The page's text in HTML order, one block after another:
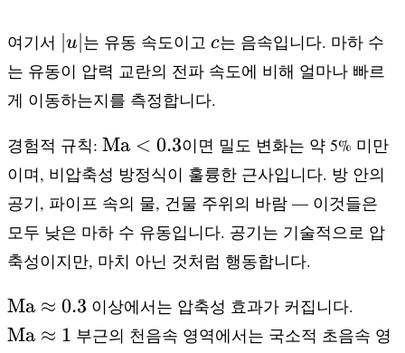
여기서 |u|
∣u∣는 유동 속도이고 c
c는 음속입니다. 마하 수
는 유동이 압력 교란의 전파 속도에 비해 얼마나 빠르
게 이동하는지를 측정합니다.
경험적 규칙: \text{Ma}
< 0.3
Ma < 0.3이면 밀도 변화는 약 5% 미만
이며, 비압축성 방정식이 훌륭한 근사입니다. 방 안의
공기, 파이프 속의 물, 건물 주위의 바람 — 이것들은
모두 낮은 마하 수 유동입니다. 공기는 기술적으로 압
축성이지만, 마치 아닌 것처럼 행동합니다.
\text{Ma}
\approx
Ma ≈ 0.3 이상에서는 압축성 효과가 커집니다.
Ma ≈ 1 부근의 천음속 영역에서는 국소적 초음속 영